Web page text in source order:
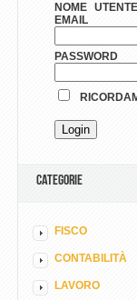
NOME
EMAIL
PASSWORD
CATEGORIE
FISCO
CONTABILITÀ
LAVORO